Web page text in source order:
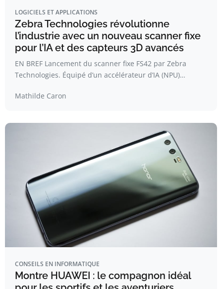
LOGICIELS ET APPLICATIONS
Zebra Technologies révolutionne
l’industrie avec un nouveau scanner fixe
pour l’IA et des capteurs 3D avancés
EN BREF Lancement du scanner fixe FS42 par Zebra
Technologies. Équipé d’un accélérateur d’IA (NPU)…
Mathilde Caron
CONSEILS EN INFORMATIQUE
Montre HUAWEI : le compagnon idéal